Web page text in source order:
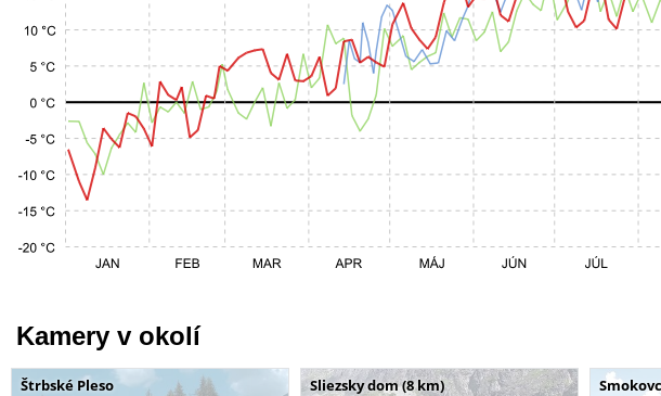
Kamery v okolí
Štrbské Pleso Sliezsky dom (8 km)